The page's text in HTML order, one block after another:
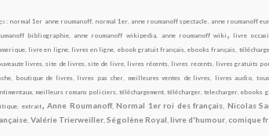
: normal 1er anne roumanoff, normal 1er,anne roumanoff spectacle, anne roumanoff
bibliographie,anne roumanoff wikipedia, anne roumanoff wiki , livre
, livre en ligne,livres en ligne, ebook gratuit français,ebooks français,
livres,site de livres,site de livre, livres récents, livres recents, livres gratuits
, boutique de livres, livres pas cher, meilleures ventes de livres, livres audio,
, meilleurs romans policiers,téléchargement,télécharger,telecharger, ebooks
, extrait,Anne Roumanoff,Normal 1er roi des français, Nicolas
,Valérie Trierweiller,Ségolène Royal,livre d'humour, comique